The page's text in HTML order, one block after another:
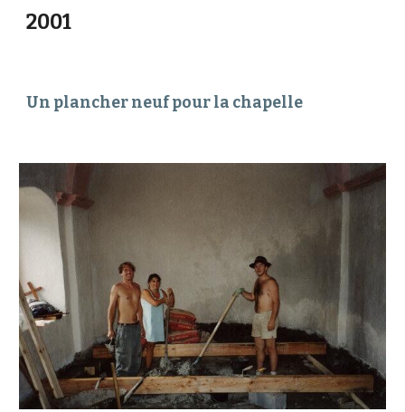
2001
Un plancher neuf pour la chapelle